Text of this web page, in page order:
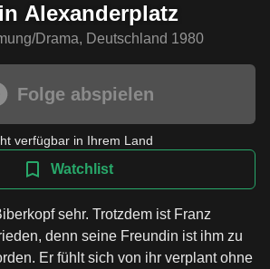
Alexanderplatz
Drama, Deutschland 1980
Folge abspielen
verfügbar in Ihrem Land
Watchlist
sehr. Trotzdem ist Franz
denn seine Freundin ist ihm zu
Er fühlt sich von ihr verplant ohne